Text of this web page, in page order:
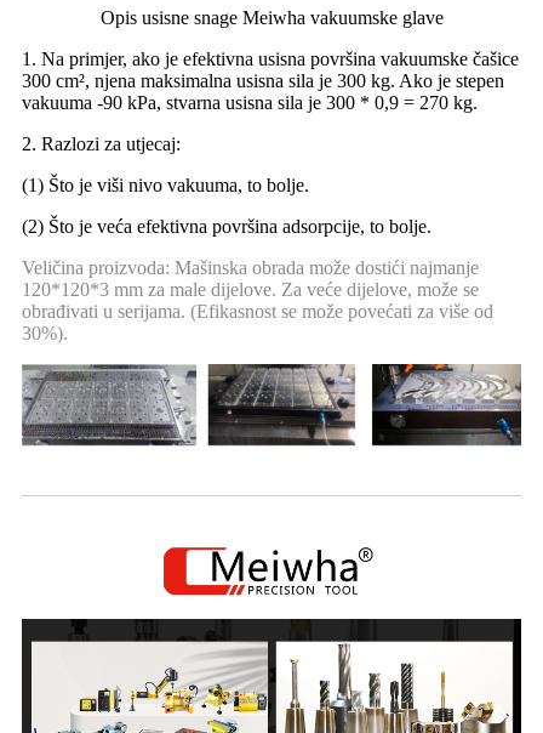
Opis usisne snage Meiwha vakuumske glave
1. Na primjer, ako je efektivna usisna površina vakuumske čašice
300 cm², njena maksimalna usisna sila je 300 kg. Ako je stepen
vakuuma -90 kPa, stvarna usisna sila je 300 * 0,9 = 270 kg.
2. Razlozi za utjecaj:
(1) Što je viši nivo vakuuma, to bolje.
(2) Što je veća efektivna površina adsorpcije, to bolje.
Veličina proizvoda: Mašinska obrada može dostići najmanje
120*120*3 mm za male dijelove. Za veće dijelove, može se
obrađivati ​​u serijama. (Efikasnost se može povećati za više od
30%).